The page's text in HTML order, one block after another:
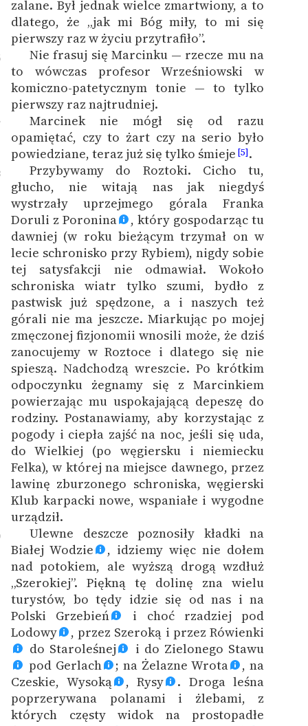
zalane. Był jednak wielce zmartwiony, a to
dlatego, że „jak mi Bóg miły, to mi się
pierwszy raz w życiu przytrafiło”.
Nie frasuj się Marcinku — rzecze mu na
to wówczas profesor Wrześniowski w
komiczno-patetycznym tonie — to tylko
pierwszy raz najtrudniej.
Marcinek nie mógł się od razu
opamiętać, czy to żart czy na serio było
powiedziane, teraz już się tylko śmieje [5].
Przybywamy do Roztoki. Cicho tu,
głucho, nie witają nas jak niegdyś
wystrzały uprzejmego górala Franka
Doruli z Poronina
, który gospodarząc tu
dawniej (w roku bieżącym trzymał on w
lecie schronisko przy Rybiem), nigdy sobie
tej satysfakcji nie odmawiał. Wokoło
schroniska wiatr tylko szumi, bydło z
pastwisk już spędzone, a i naszych też
górali nie ma jeszcze. Miarkując po mojej
zmęczonej fizjonomii wnosili może, że dziś
zanocujemy w Roztoce i dlatego się nie
spieszą. Nadchodzą wreszcie. Po krótkim
odpoczynku żegnamy się z Marcinkiem
powierzając mu uspokajającą depeszę do
rodziny. Postanawiamy, aby korzystając z
pogody i ciepła zajść na noc, jeśli się uda,
do Wielkiej (po węgiersku i niemiecku
Felka), w której na miejsce dawnego, przez
lawinę zburzonego schroniska, węgierski
Klub karpacki nowe, wspaniałe i wygodne
urządził.
Ulewne deszcze poznosiły kładki na
Białej Wodzie
, idziemy więc nie dołem
nad potokiem, ale wyższą drogą wzdłuż
„Szerokiej”. Piękną tę dolinę zna wielu
turystów, bo tędy idzie się od nas i na
Polski Grzebień
i choć rzadziej pod
Lodowy
, przez Szeroką i przez Rówienki
do Staroleśnej
i do Zielonego Stawu
pod Gerlach
; na Żelazne Wrota
, na
Czeskie, Wysoką
, Rysy
. Droga leśna
poprzerywana polanami i żlebami, z
których częsty widok na prostopadłe